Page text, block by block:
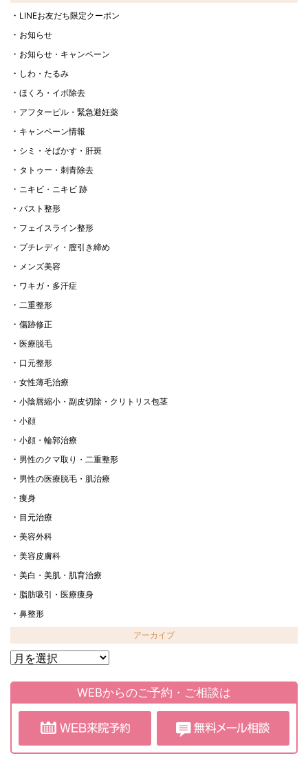
LINEお友だち限定クーポン
お知らせ
お知らせ・キャンペーン
しわ・たるみ
ほくろ・イボ除去
アフターピル・緊急避妊薬
キャンペーン情報
シミ・そばかす・肝斑
タトゥー・刺青除去
ニキビ・ニキビ 跡
バスト整形
フェイスライン整形
プチレディ・膣引き締め
メンズ美容
ワキガ・多汗症
二重整形
傷跡修正
医療脱毛
口元整形
女性薄毛治療
小陰唇縮小・副皮切除・クリトリス包茎
小顔
小顔・輪郭治療
男性のクマ取り・二重整形
男性の医療脱毛・肌治療
痩身
目元治療
美容外科
美容皮膚科
美白・美肌・肌育治療
脂肪吸引・医療痩身
鼻整形
アーカイブ
ア
ー
カ
ブ
WEBからのご予約・ご相談は